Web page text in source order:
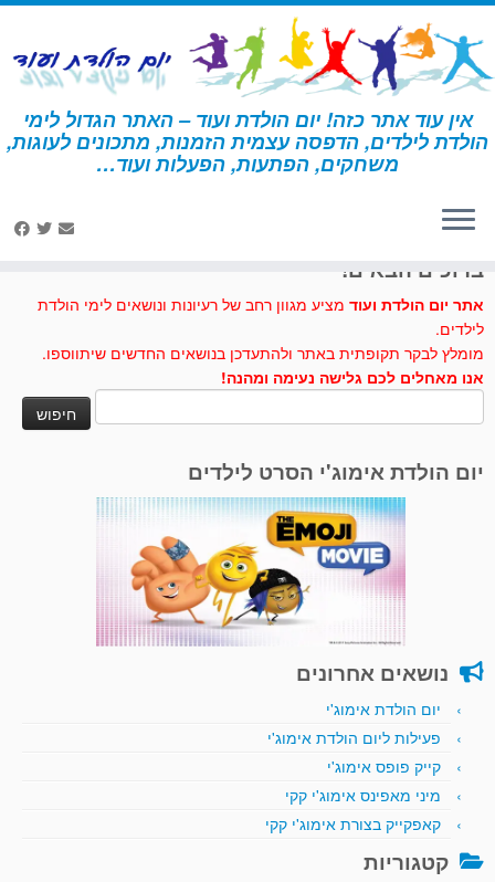
דלג
לתוכן
אין עוד אתר כזה! יום הולדת ועוד – האתר הגדול לימי
הולדת לילדים, הדפסה עצמית הזמנות, מתכונים לעוגות,
משחקים, הפתעות, הפעלות ועוד… דף הבית » עוגיות בננה
ברוכים הבאים!
אתר יום הולדת ועוד מציע מגוון רחב של רעיונות ונושאים לימי הולדת
לילדים.
מומלץ לבקר תקופתית באתר ולהתעדכן בנושאים החדשים שיתווספו.
אנו מאחלים לכם גלישה נעימה ומהנה!
יום הולדת אימוג'י הסרט לילדים
נושאים אחרונים
יום הולדת אימוג'י
פעילות ליום הולדת אימוג'י
קייק פופס אימוג'י
מיני מאפינס אימוג'י קקי
קאפקייק בצורת אימוג'י קקי
קטגוריות